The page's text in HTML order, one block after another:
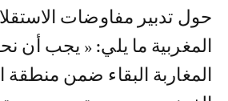
حول تدبير مفاوضات
المغربية ما يلي: « يجب
المغاربة البقاء ضمن منطقة